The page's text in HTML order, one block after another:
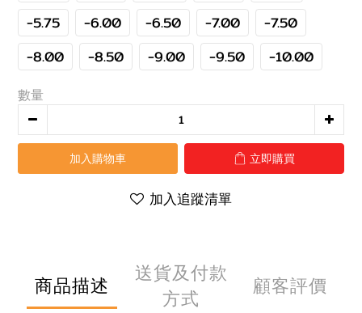
-5.75
-6.00 -6.50 -7.00
-7.50
-8.00
-8.50 -9.00 -9.50 -10.00
數量
加入購物車 立即購買
加入追蹤清單
商品描述
送貨及付款
方式
顧客評價